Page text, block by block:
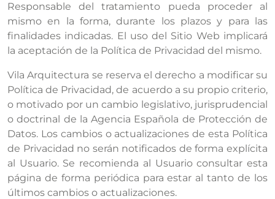
Responsable del tratamiento pueda proceder al
mismo en la forma, durante los plazos y para las
finalidades indicadas. El uso del Sitio Web implicará
la aceptación de la Política de Privacidad del mismo.
Vila Arquitectura se reserva el derecho a modificar su
Política de Privacidad, de acuerdo a su propio criterio,
o motivado por un cambio legislativo, jurisprudencial
o doctrinal de la Agencia Española de Protección de
Datos. Los cambios o actualizaciones de esta Política
de Privacidad no serán notificados de forma explícita
al Usuario. Se recomienda al Usuario consultar esta
página de forma periódica para estar al tanto de los
últimos cambios o actualizaciones.